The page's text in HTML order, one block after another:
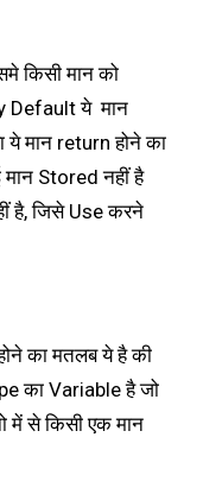
किसी मान को
Default ये मान
ये मान return होने का
Stored नहीं है
है, जिसे Use करने
का मतलब ये है की
का Variable है जो
में से किसी एक मान